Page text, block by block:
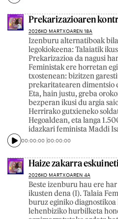
Prekarizazioaren
2026KO MARTXOAREN 18A
Izenburu alternatiboak
legokiokeena: Talaiatik
Prekarizazioa da nagusi
Feministak ere horretan
txostenean: bizitzen
prekaritatearen dimentsio
Eta, hain justu, greba
bezperan ikusi du argia
Herrirako gutxieneko
Hegoaldean, eta langa
idazkari feminista Maddi
00:00:00 00:00:00
Haize zakarra
2026KO MARTXOAREN 4A
Beste izenburu hau ere
ikusten dena (I). Talaia
buruz eginiko
lehenbiziko hurbilketa